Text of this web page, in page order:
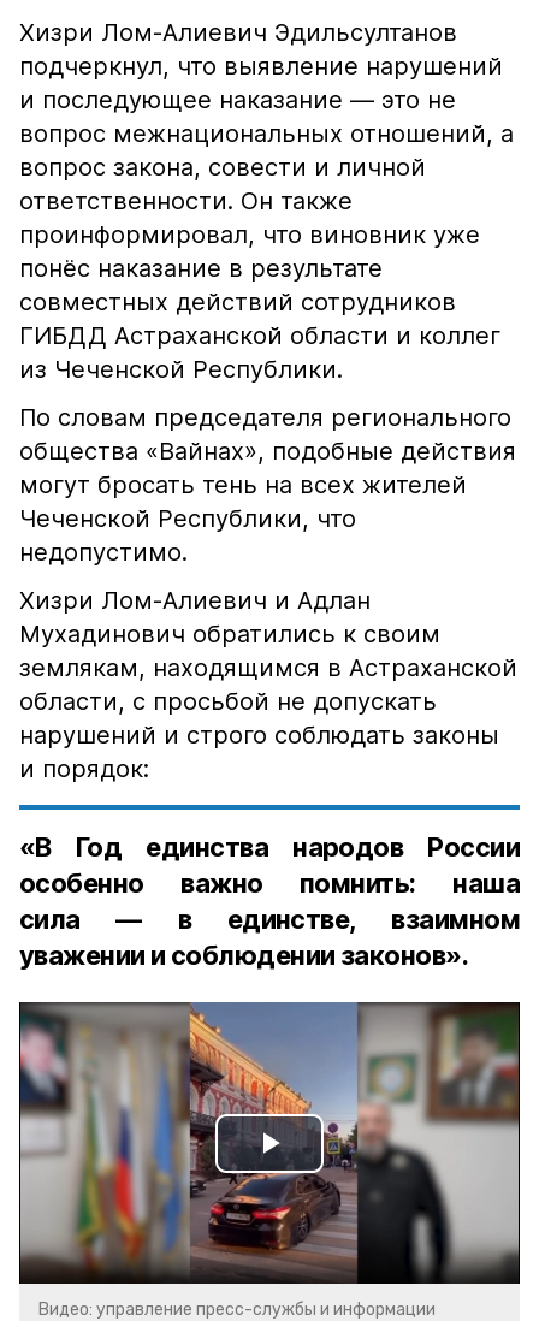
Хизри Лом-Алиевич Эдильсултанов
подчеркнул, что выявление нарушений
и последующее наказание — это не
вопрос межнациональных отношений, а
вопрос закона, совести и личной
ответственности. Он также
проинформировал, что виновник уже
понёс наказание в результате
совместных действий сотрудников
ГИБДД Астраханской области и коллег
из Чеченской Республики.
По словам председателя регионального
общества «Вайнах», подобные действия
могут бросать тень на всех жителей
Чеченской Республики, что
недопустимо.
Хизри Лом-Алиевич и Адлан
Мухадинович обратились к своим
землякам, находящимся в Астраханской
области, с просьбой не допускать
нарушений и строго соблюдать законы
и порядок:
«В Год единства народов России
особенно важно помнить: наша
сила — в единстве, взаимном
уважении и соблюдении законов».
Play
Video
Видео: управление пресс-службы и информации